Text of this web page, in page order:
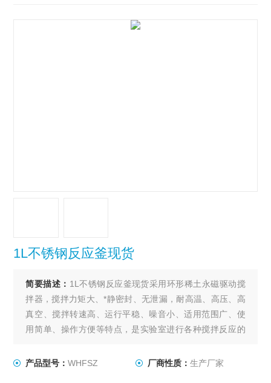
1L不锈钢反应釜现货
简要描述： 1L不锈钢反应釜现货采用环形稀土永磁驱动搅
拌器，搅拌力矩大、*静密封、无泄漏，耐高温、高压、高
真空、搅拌转速高、运行平稳、噪音小、适用范围广、使
用简单、操作方便等特点，是实验室进行各种搅拌反应的
产品型号：WHFSZ 厂商性质： 生产厂家